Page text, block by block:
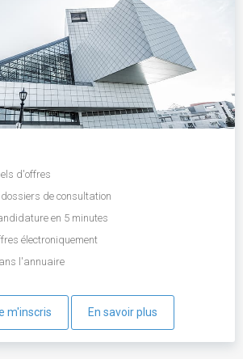
d'offres
de consultation
en 5 minutes
électroniquement
l'annuaire
m'inscris En savoir plus